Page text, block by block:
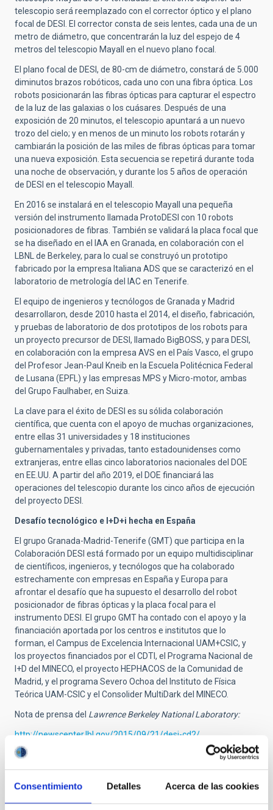
Consentimiento Detalles Acerca de las cookies
telescopio será reemplazado con el corrector óptico y el plano
focal de DESI. El corrector consta de seis lentes, cada una de un
metro de diámetro, que concentrarán la luz del espejo de 4
metros del telescopio Mayall en el nuevo plano focal.
El plano focal de DESI, de 80-cm de diámetro, constará de 5.000
diminutos brazos robóticos, cada uno con una fibra óptica. Los
robots posicionarán las fibras ópticas para capturar el espectro
de la luz de las galaxias o los cuásares. Después de una
exposición de 20 minutos, el telescopio apuntará a un nuevo
trozo del cielo; y en menos de un minuto los robots rotarán y
cambiarán la posición de las miles de fibras ópticas para tomar
una nueva exposición. Esta secuencia se repetirá durante toda
una noche de observación, y durante los 5 años de operación
de DESI en el telescopio Mayall.
En 2016 se instalará en el telescopio Mayall una pequeña
versión del instrumento llamada ProtoDESI con 10 robots
posicionadores de fibras. También se validará la placa focal que
se ha diseñado en el IAA en Granada, en colaboración con el
LBNL de Berkeley, para lo cual se construyó un prototipo
fabricado por la empresa Italiana ADS que se caracterizó en el
laboratorio de metrología del IAC en Tenerife.
El equipo de ingenieros y tecnólogos de Granada y Madrid
desarrollaron, desde 2010 hasta el 2014, el diseño, fabricación,
y pruebas de laboratorio de dos prototipos de los robots para
un proyecto precursor de DESI, llamado BigBOSS, y para DESI,
en colaboración con la empresa AVS en el País Vasco, el grupo
del Profesor Jean-Paul Kneib en la Escuela Politécnica Federal
de Lusana (EPFL) y las empresas MPS y Micro-motor, ambas
del Grupo Faulhaber, en Suiza.
La clave para el éxito de DESI es su sólida colaboración
científica, que cuenta con el apoyo de muchas organizaciones,
entre ellas 31 universidades y 18 instituciones
gubernamentales y privadas, tanto estadounidenses como
extranjeras, entre ellas cinco laboratorios nacionales del DOE
en EE.UU. A partir del año 2019, el DOE financiará las
operaciones del telescopio durante los cinco años de ejecución
del proyecto DESI.
Desafío tecnológico e I+D+i hecha en España
El grupo Granada-Madrid-Tenerife (GMT) que participa en la
Colaboración DESI está formado por un equipo multidisciplinar
de científicos, ingenieros, y tecnólogos que ha colaborado
estrechamente con empresas en España y Europa para
afrontar el desafío que ha supuesto el desarrollo del robot
posicionador de fibras ópticas y la placa focal para el
instrumento DESI. El grupo GMT ha contado con el apoyo y la
financiación aportada por los centros e institutos que lo
forman, el Campus de Excelencia Internacional UAM+CSIC, y
los proyectos financiados por el CDTI, el Programa Nacional de
I+D del MINECO, el proyecto HEPHACOS de la Comunidad de
Madrid, y el programa Severo Ochoa del Instituto de Física
Teórica UAM-CSIC y el Consolider MultiDark del MINECO.
Nota de prensa del Lawrence Berkeley National Laboratory:
http://newscenter.lbl.gov/2015/09/21/desi-cd2/
Vídeos:
España (Nasib Fahim de la Colaboración DESI y miembro del